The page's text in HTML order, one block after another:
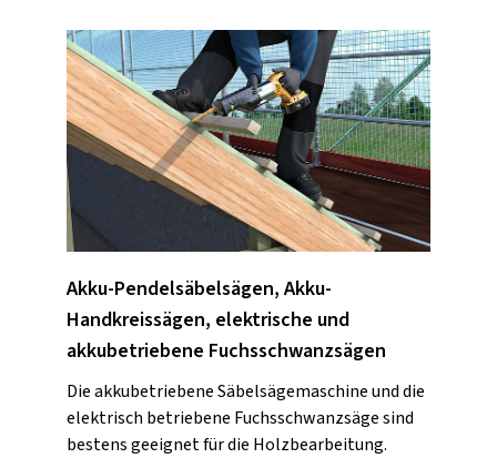
Akku-Pendelsäbelsägen, Akku-
Handkreissägen, elektrische und
akkubetriebene Fuchsschwanzsägen
Die akkubetriebene Säbelsägemaschine und die
elektrisch betriebene Fuchsschwanzsäge sind
bestens geeignet für die Holzbearbeitung.